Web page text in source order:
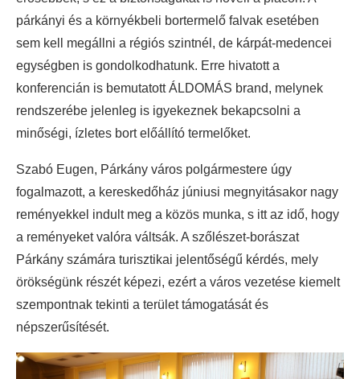
párkányi és a környékbeli bortermelő falvak esetében
sem kell megállni a régiós szintnél, de kárpát-medencei
egységben is gondolkodhatunk. Erre hivatott a
konferencián is bemutatott ÁLDOMÁS brand, melynek
rendszerébe jelenleg is igyekeznek bekapcsolni a
minőségi, ízletes bort előállító termelőket.
Szabó Eugen, Párkány város polgármestere úgy
fogalmazott, a kereskedőház júniusi megnyitásakor nagy
reményekkel indult meg a közös munka, s itt az idő, hogy
a reményeket valóra váltsák. A szőlészet-borászat
Párkány számára turisztikai jelentőségű kérdés, mely
örökségünk részét képezi, ezért a város vezetése kiemelt
szempontnak tekinti a terület támogatását és
népszerűsítését.